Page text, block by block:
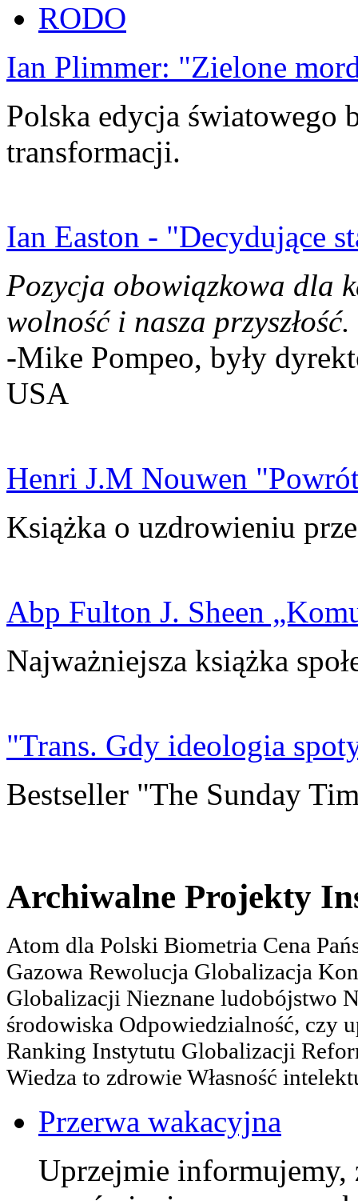
RODO
Ian Plimmer: "Zielone
Polska edycja światowego
transformacji.
Ian Easton - "Decydujące
Pozycja obowiązkowa dla
wolność i nasza przyszłość.
-Mike Pompeo, były
USA
Henri J.M Nouwen
Książka o uzdrowieniu
Abp Fulton J. Sheen
Najważniejsza książka
"Trans. Gdy ideologia
Bestseller "The Sunday
Archiwalne Projekty
Atom dla Polski Biometria Cena
Gazowa Rewolucja Globalizacja
Globalizacji Nieznane ludobójstwo
środowiska Odpowiedzialność, czy
Ranking Instytutu Globalizacji
Wiedza to zdrowie Własność
Przerwa wakacyjna
Uprzejmie informujemy,